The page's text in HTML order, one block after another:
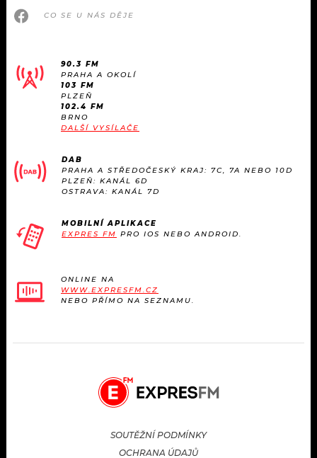
CO SE U NÁS DĚJE
90.3 FM
PRAHA A OKOLÍ
103 FM
PLZEŇ
102.4 FM
BRNO
DALŠÍ VYSÍLAČE
DAB
PRAHA A STŘEDOČESKÝ KRAJ: 7C, 7A NEBO 10D
PLZEŇ: KANÁL 6D
OSTRAVA: KANÁL 7D
MOBILNÍ APLIKACE
EXPRES FM PRO IOS NEBO ANDROID.
ONLINE NA
WWW.EXPRESFM.CZ
NEBO PŘÍMO NA SEZNAMU.
SOUTĚŽNÍ PODMÍNKY
OCHRANA ÚDAJŮ